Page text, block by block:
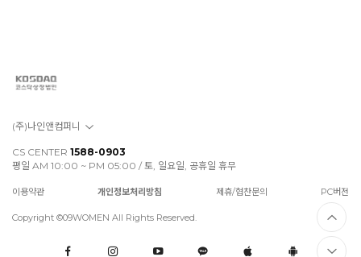
(주)나인앤컴퍼니
CS CENTER 1588-0903
평일 AM 10:00 ~ PM 05:00 / 토, 일요일, 공휴일 휴무
이용약관 개인정보처리방침 제휴/협찬문의 PC버전
Copyright ©09WOMEN All Rights Reserved.